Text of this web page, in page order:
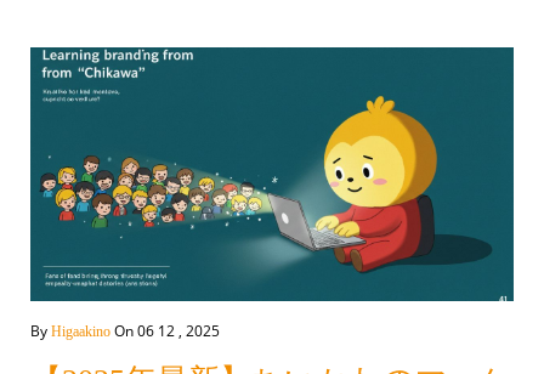
By Higaakino On 06 12 , 2025